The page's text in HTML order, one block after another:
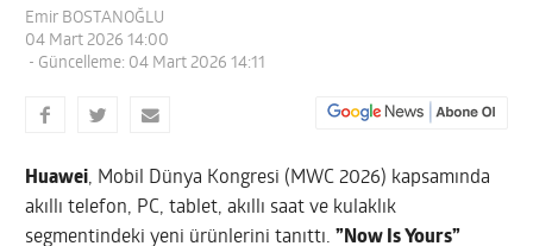
Emir BOSTANOĞLU
04 Mart 2026 14:00
- Güncelleme: 04 Mart 2026 14:11
Huawei, Mobil Dünya Kongresi (MWC 2026) kapsamında
akıllı telefon, PC, tablet, akıllı saat ve kulaklık
segmentindeki yeni ürünlerini tanıttı. ”Now Is Yours”